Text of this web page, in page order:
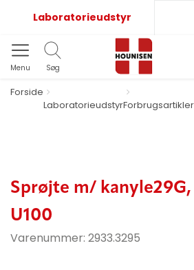
Laboratorieudstyr
Menu Søg
Forside
LaboratorieudstyrForbrugsartikler
Sprøjte m/
U100
Varenummer: 2933.3295